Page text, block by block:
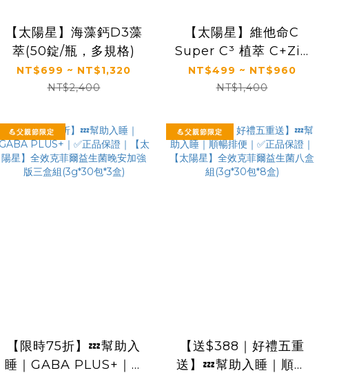
【太陽星】海藻鈣D3藻
萃(50錠/瓶，多規格)
NT$699 ~ NT$1,320
NT$2,400
【太陽星】維他命C
Super C³ 植萃 C+Zin
c(50錠/瓶，多規格)
NT$499 ~ NT$960
NT$1,400
💪父親節限定
【限時75折】💤幫助入
睡｜GABA PLUS+｜✅
💪父親節限定
【送$388｜好禮五重
送】💤幫助入睡｜順暢